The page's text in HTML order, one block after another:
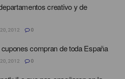
creativo y de
2012 0
compran de toda España
2012 0